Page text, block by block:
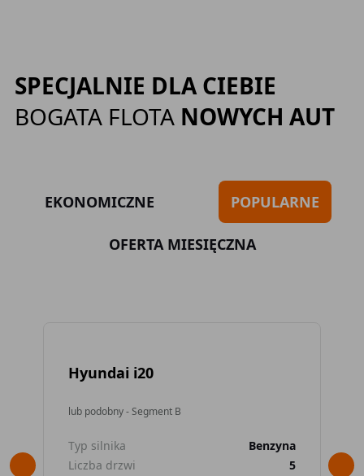
SPECJALNIE DLA CIEBIE
BOGATA FLOTA NOWYCH AUT
EKONOMICZNE POPULARNE
OFERTA MIESIĘCZNA
Hyundai i20
lub podobny - Segment B
Typ silnika
Benzyna
Liczba drzwi
5